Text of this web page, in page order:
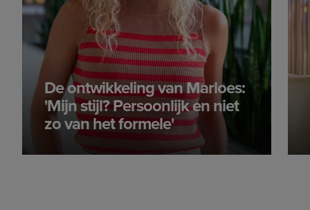
De ontwikkeling van Marloes:
'Mijn stijl? Persoonlijk en niet
zo van het formele'